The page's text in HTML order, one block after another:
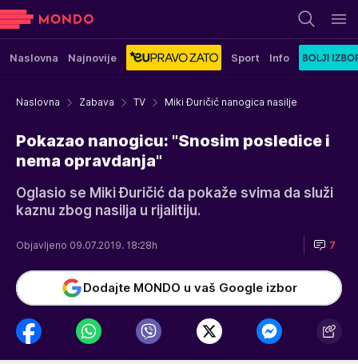
Naslovna Najnovije Sport Info
Naslovna Zabava TV Miki Đuričić nanogica nasilje
Pokazao nanogicu: "Snosim posledice i
nema opravdanja"
Oglasio se Miki Đuričić da pokaže svima da služi
kaznu zbog nasilja u rijalitiju.
Objavljeno 09.07.2019. 18:28h 7
Dodajte MONDO u vaš Google izbor